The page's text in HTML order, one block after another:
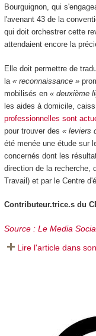
Bourguignon, qui
l'avenant 43 de la
qui doit orchestrer cette
attendaient encore la
Elle doit permettre de
la « reconnaissance »
mobilisés en « deuxième
les aides à domicile,
professionnelles sont
pour trouver des « leviers
été menée une étude sur
concernés dont les
direction de la recherche,
Travail) et par le Centre
Contributeur.trice.s du
Source : Le Media
Lire l'article dans